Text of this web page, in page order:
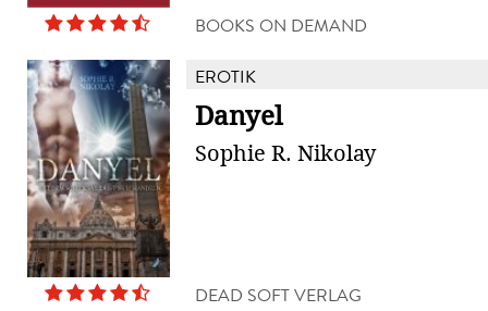
BOOKS ON DEMAND
EROTIK
Danyel
Sophie R. Nikolay
DEAD SOFT VERLAG